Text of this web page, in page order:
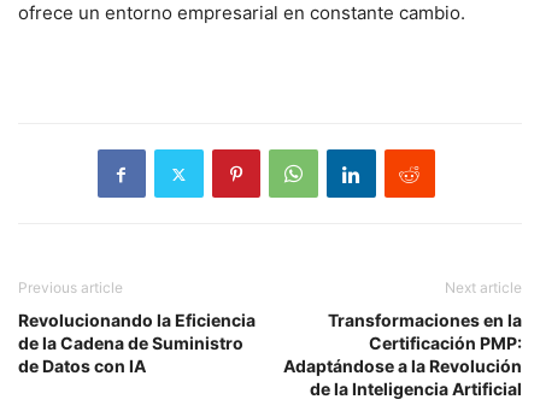
ofrece un entorno empresarial en constante cambio.
Previous article
Revolucionando la Eficiencia
de la Cadena de Suministro
de Datos con IA
Next article
Transformaciones en la
Certificación PMP:
Adaptándose a la Revolución
de la Inteligencia Artificial